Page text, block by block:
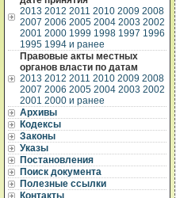
2013 2012 2011 2010 2009 2008
2007 2006 2005 2004 2003 2002
2001 2000 1999 1998 1997 1996
1995 1994 и ранее
Правовые акты местных
органов власти по датам
2013 2012 2011 2010 2009 2008
2007 2006 2005 2004 2003 2002
2001 2000 и ранее
Архивы
Кодексы
Законы
Указы
Постановления
Поиск документа
Полезные ссылки
Контакты